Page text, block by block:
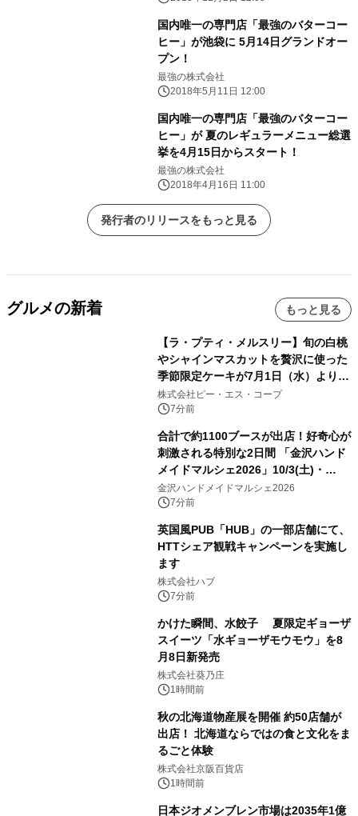
国内唯一の専門店「最強のバターコー
ヒー」が池袋に 5月14日グランドオー
プン！
最強の株式会社
2018年5月11日 12:00
国内唯一の専門店「最強のバターコー
ヒー」が 夏のレギュラーメニュー総選
挙を4月15日からスタート！
最強の株式会社
2018年4月16日 11:00
発行者のリリースをもっと見る
グルメの新着 もっと見る
【ラ・プティ・メルスリー】旬の白桃
やシャインマスカットを贅沢に使った
季節限定ケーキが7月1日（水）より順
次登場！
株式会社ピー・エス・コープ
7分前
合計で約1100ブースが出店！好奇心が
刺激される特別な2日間 「金沢ハンド
メイドマルシェ2026」10/3(土)・
10/4(日)開催
金沢ハンドメイドマルシェ2026
7分前
英国風PUB「HUB」の一部店舗にて、
HTTシェア観戦キャンペーンを実施し
ます
株式会社ハブ
7分前
かけた瞬間、水餃子 夏限定ギョーザ
スイーツ「水ギョーザモウモウ」を8
月8日新発売
株式会社葵乃庄
1時間前
秋の北海道物産展を開催 約50店舗が
出店！ 北海道ならではの食と文化をま
るごと体験
株式会社京阪百貨店
1時間前
日本ジオメンブレン市場は2035年1億